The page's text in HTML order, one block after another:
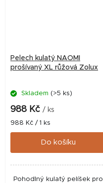
Pelech kulatý NAOMI
prošívaný XL růžová Zolux
Skladem (>5 ks)
988 Kč / ks
Měrná
cena:
988 Kč / 1 ks
Do košíku
Pohodlný kulatý pelíšek pro